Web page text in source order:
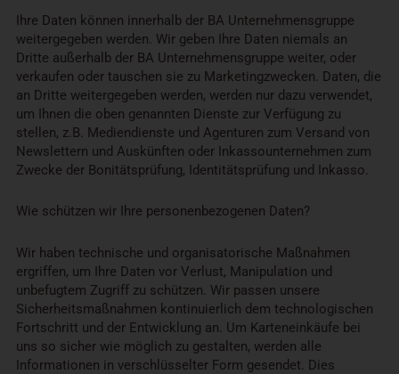
Ihre Daten können innerhalb der BA Unternehmensgruppe
weitergegeben werden. Wir geben Ihre Daten niemals an
Dritte außerhalb der BA Unternehmensgruppe weiter, oder
verkaufen oder tauschen sie zu Marketingzwecken. Daten, die
an Dritte weitergegeben werden, werden nur dazu verwendet,
um Ihnen die oben genannten Dienste zur Verfügung zu
stellen, z.B. Mediendienste und Agenturen zum Versand von
Newslettern und Auskünften oder Inkassounternehmen zum
Zwecke der Bonitätsprüfung, Identitätsprüfung und Inkasso.
Wie schützen wir Ihre personenbezogenen Daten?
Wir haben technische und organisatorische Maßnahmen
ergriffen, um Ihre Daten vor Verlust, Manipulation und
unbefugtem Zugriff zu schützen. Wir passen unsere
Sicherheitsmaßnahmen kontinuierlich dem technologischen
Fortschritt und der Entwicklung an. Um Karteneinkäufe bei
uns so sicher wie möglich zu gestalten, werden alle
Informationen in verschlüsselter Form gesendet. Dies